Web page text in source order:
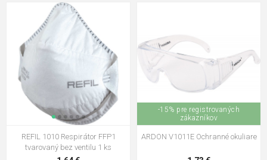
REFIL 1010 Respirátor FFP1
tvarovaný bez ventilu 1 ks
-15% pre registrovaných
zákazníkov
ARDON V1011E Ochranné okuliare